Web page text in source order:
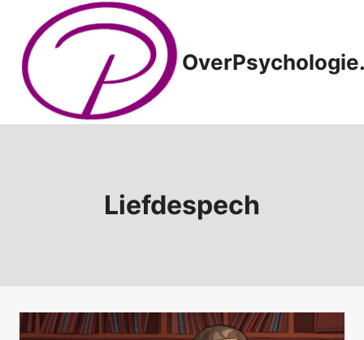
Doorgaan
inhoud
Liefdespech